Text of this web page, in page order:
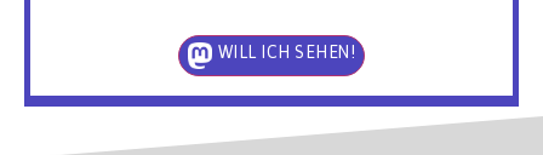
WILL ICH SEHEN!